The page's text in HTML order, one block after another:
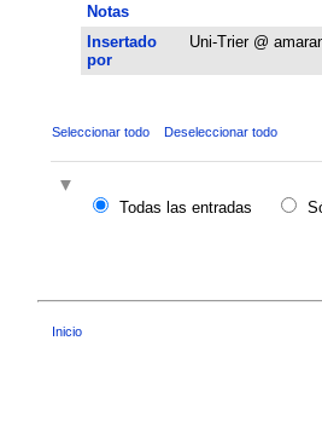
Notas
Insertado
por
Uni-Trier @
Seleccionar todo Deseleccionar todo
Todas las entradas
Inicio